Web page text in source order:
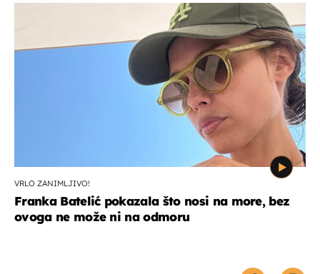
VRLO ZANIMLJIVO!
Franka Batelić pokazala što nosi na more, bez
ovoga ne može ni na odmoru